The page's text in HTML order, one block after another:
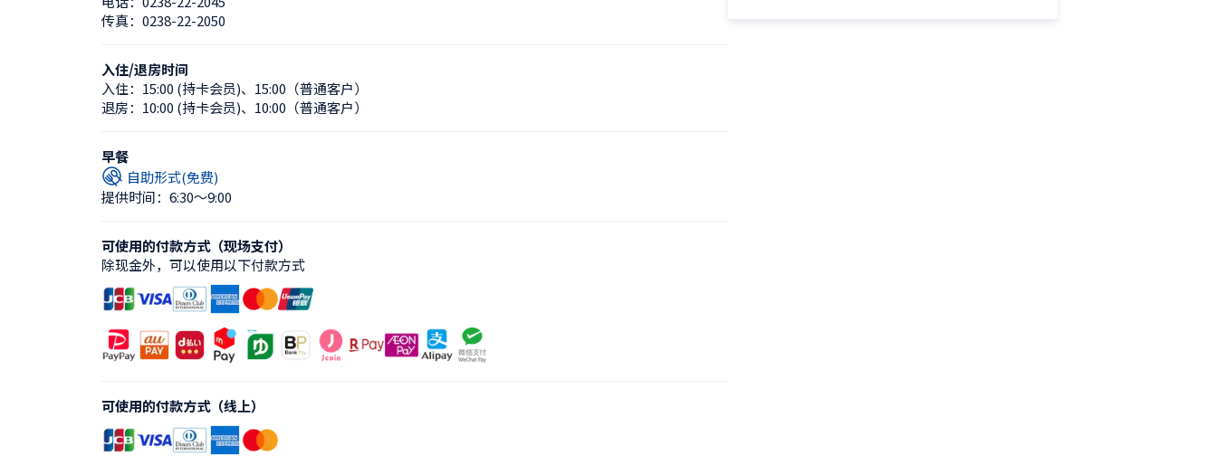
传真： 0238-22-2050
入住/退房时间
入住： 15:00 (持卡会员)、 15:00（普通客户）
退房： 10:00 (持卡会员)、 10:00（普通客户）
早餐
自助形式(免费)
提供时间：6:30〜9:00
可使用的付款方式（现场支付）
除现金外，可以使用以下付款方式
可使用的付款方式（线上）